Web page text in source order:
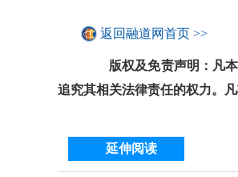
返回融道网首页 >>
版权及免责声明：凡本
追究其相关法律责任的权力。
延伸阅读